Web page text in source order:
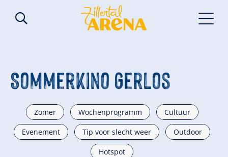
Sommerkino Gerlos
Zomer Wochenprogramm Cultuur
Evenement Tip voor slecht weer Outdoor
Hotspot